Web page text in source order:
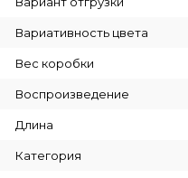
Вариативность цвета
Вес коробки
Воспроизведение
Длина
Категория